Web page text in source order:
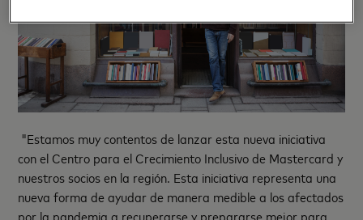
"Estamos muy contentos de lanzar esta nueva iniciativa
con el Centro para el Crecimiento Inclusivo de Mastercard y
nuestros socios en la región. Esta iniciativa representa una
nueva forma de ayudar de manera medible a los afectados
por la pandemia a recuperarse y prepararse mejor para